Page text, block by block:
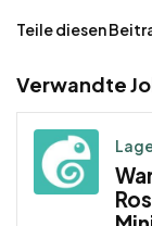
Teile diesen
Verwandte